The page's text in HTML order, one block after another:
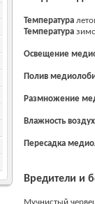
Температура
Температура
Освещение
Полив
Размножение
Влажность
Пересадка
Вредители и